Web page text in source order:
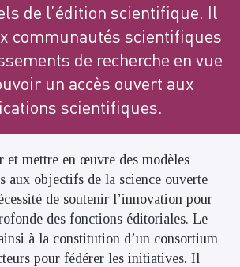
de l’édition scientifique. Il
communautés scientifiques
de recherche en vue
un accès ouvert aux
scientifiques.
et mettre en œuvre des modèles
aux objectifs de la science ouverte
de soutenir l’innovation pour
des fonctions éditoriales. Le
à la constitution d’un consortium
pour fédérer les initiatives. Il